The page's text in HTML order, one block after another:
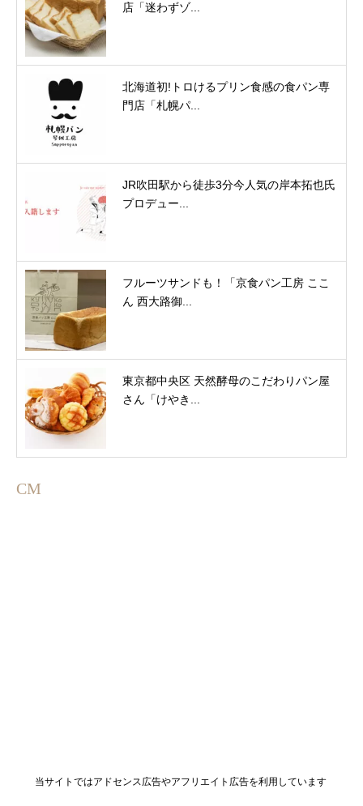
店「迷わずゾ...
北海道初!トロけるプリン⾷感の⾷パン専
⾨店「札幌パ...
JR吹田駅から徒歩3分今人気の岸本拓也氏
プロデュー...
フルーツサンドも！「京食パン工房 ここ
ん 西大路御...
東京都中央区 天然酵母のこだわりパン屋
さん「けやき...
CM
当サイトではアドセンス広告やアフリエイト広告を利用しています